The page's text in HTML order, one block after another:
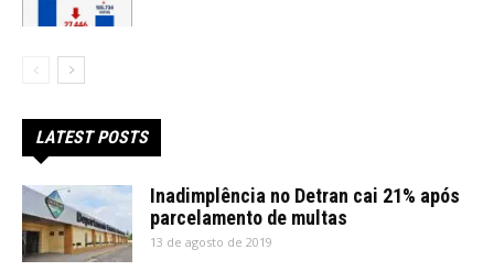
LATEST POSTS
Inadimplência no Detran cai 21% após
parcelamento de multas
13 de agosto de 2019